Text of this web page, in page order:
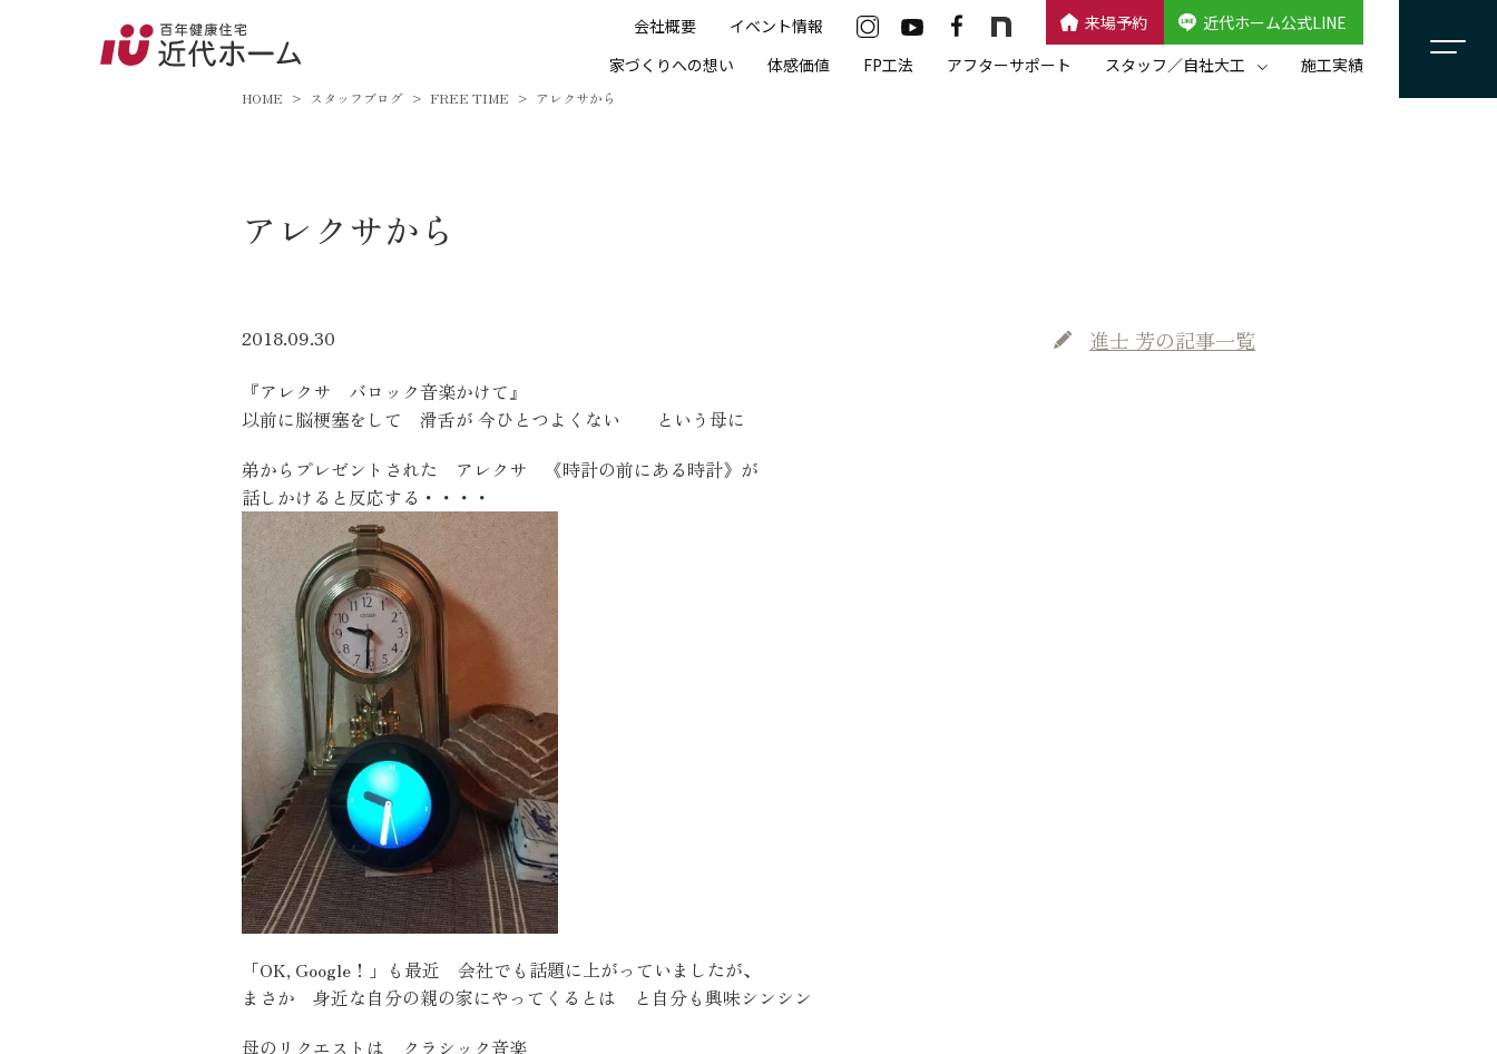
会社概要 イベント情報 来場予約
近代ホーム公式LINE
家づくりへの想い
体感価値 FP工法 アフターサポート スタッフ／自社大工 施工実績
近代ホーム公式LINE
CLOSE×
家づくりへの想い
アフターサポート
住宅イベント情報
近代ホームについて
スタッフ紹介
自社大工集団「名匠会」
ホームオーナー様が集う会『100TOMO』
スタッフブログ
よくある質問
近代ホーム公式LINE
HOME スタッフブログ FREE TIME アレクサから
アレクサから
2018.09.30 進士 芳の記事一覧
『アレクサ バロック音楽かけて』
以前に脳梗塞をして 滑舌が 今ひとつよくない という母に
弟からプレゼントされた アレクサ 《時計の前にある時計》が
話しかけると反応する・・・・
「OK, Google！」も最近 会社でも話題に上がっていましたが、
まさか 身近な自分の親の家にやってくるとは と自分も興味シンシン
母のリクエストは クラシック音楽